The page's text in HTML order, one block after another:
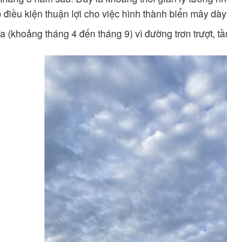
điều kiện thuận lợi cho việc hình thành biển mây
(khoảng tháng 4 đến tháng 9) vì đường trơn trượt,